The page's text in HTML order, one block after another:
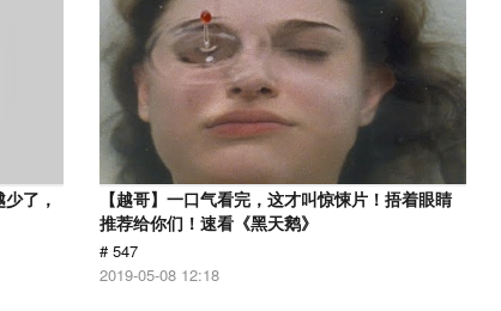
了，
【越哥】一口气看完，这才叫惊悚片！捂着眼睛
推荐给你们！速看《黑天鹅》
# 547
2019-05-08 12:18